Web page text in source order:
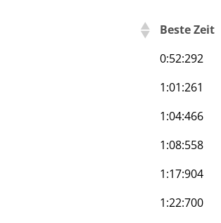
Beste Zeit
0:52:292
1:01:261
1:04:466
1:08:558
1:17:904
1:22:700